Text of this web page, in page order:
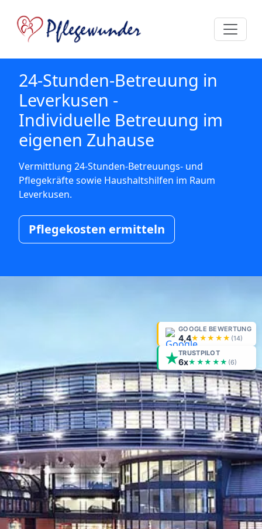
GOOGLE BEWERTUNG
4,4★★★★★ (14)
TRUSTPILOT
6x★★★★★ (6)
24-Stunden-Betreuung in
Leverkusen -
Individuelle Betreuung im
eigenen Zuhause
Vermittlung 24-Stunden-Betreuungs- und
Pflegekräfte sowie Haushaltshilfen im Raum
Leverkusen.
Pflegekosten ermitteln